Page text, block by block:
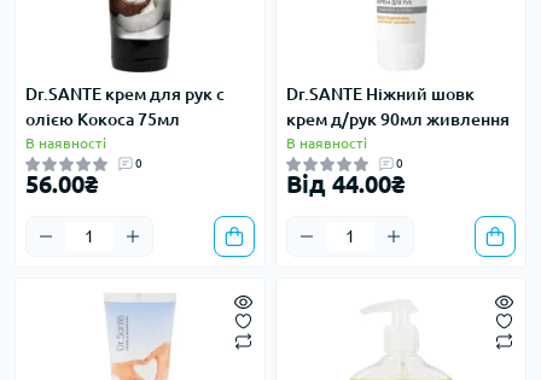
Dr.SANTE крем для рук с
олією Кокоса 75мл
В наявності
0
56.00₴
Dr.SANTE Ніжний шовк
крем д/рук 90мл живлення
В наявності
0
Від 44.00₴